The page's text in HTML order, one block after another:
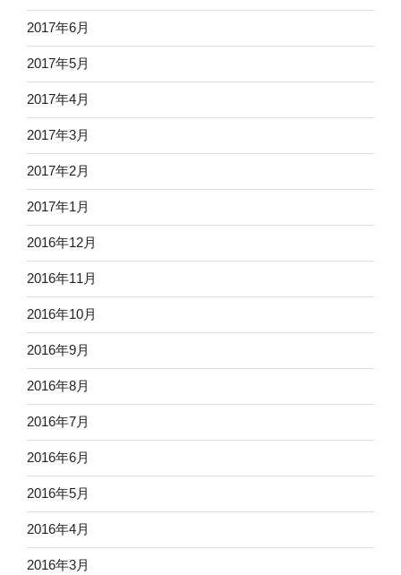
2017年6月
2017年5月
2017年4月
2017年3月
2017年2月
2017年1月
2016年12月
2016年11月
2016年10月
2016年9月
2016年8月
2016年7月
2016年6月
2016年5月
2016年4月
2016年3月